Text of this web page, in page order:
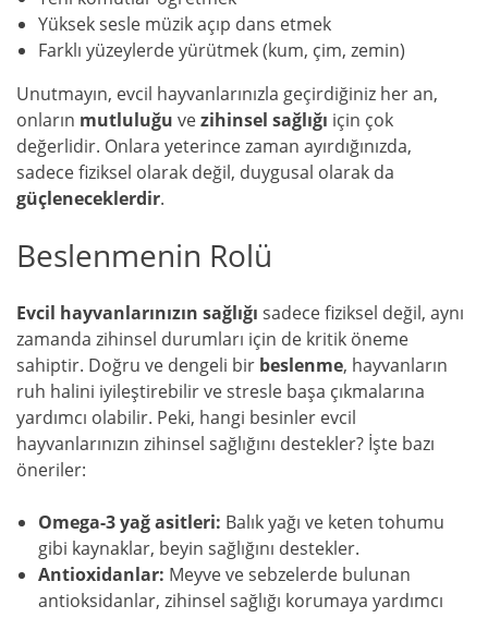
Yüksek sesle müzik açıp dans etmek
Farklı yüzeylerde yürütmek (kum, çim, zemin)
Unutmayın, evcil hayvanlarınızla geçirdiğiniz her an,
onların mutluluğu vezihinsel sağlığı için çok
değerlidir. Onlara yeterince zaman ayırdığınızda,
sadece fiziksel olarak değil, duygusal olarak da
güçleneceklerdir.
Beslenmenin Rolü
Evcil hayvanlarınızın sağlığı sadece fiziksel değil, aynı
zamanda zihinsel durumları için de kritik öneme
sahiptir. Doğru ve dengeli bir beslenme, hayvanların
ruh halini iyileştirebilir ve stresle başa çıkmalarına
yardımcı olabilir. Peki, hangi besinler evcil
hayvanlarınızın zihinsel sağlığını destekler? İşte bazı
öneriler:
Omega-3 yağ asitleri: Balık yağı ve keten tohumu
gibi kaynaklar, beyin sağlığını destekler.
Antioxidanlar: Meyve ve sebzelerde bulunan
antioksidanlar, zihinsel sağlığı korumaya yardımcı